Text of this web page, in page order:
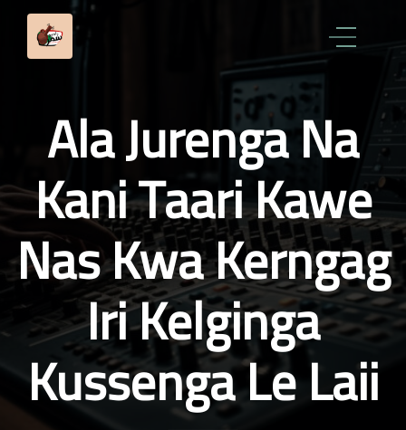
Ala Jurenga Na
Kani Taari Kawe
Nas Kwa Kerngag
Iri Kelginga
Kussenga Le Laii